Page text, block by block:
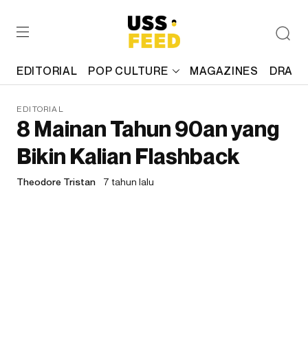
EDITORIAL POP CULTURE MAGAZINES
EDITORIAL
8 Mainan Tahun 90an yang
Bikin Kalian Flashback
Theodore Tristan 7 tahun lalu